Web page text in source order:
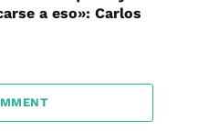
a eso»: Carlos